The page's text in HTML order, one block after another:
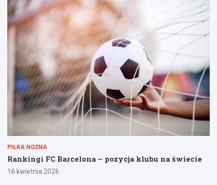
PIŁKA NOŻNA
Rankingi FC Barcelona – pozycja klubu na świecie
16 kwietnia 2026